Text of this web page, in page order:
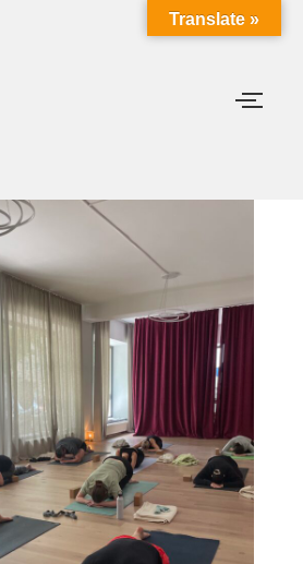
Translate »